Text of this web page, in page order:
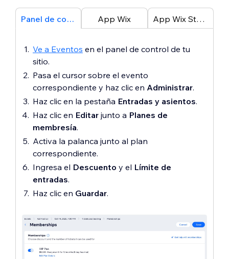
Cobrar una tarifa de configuración:
Ingresa elmonto
de configuración.
Habilitar una prueba gratuita
luego haz clic en el menú
desplegableDuración de la prueba
gratuitaparaestablecer la
duración de la prueba
Panel de control App Wix App Wix Studio
Ve a Eventos en el panel de control de tu
sitio.
Pasa el cursor sobre el evento
correspondiente y haz clic en Administrar.
Haz clic en la pestaña Entradas y asientos.
Haz clic en Editar junto a Planes de
membresía.
Activa la palanca junto al plan
correspondiente.
Ingresa el Descuento y el Límite de
entradas.
Haz clic en Guardar.